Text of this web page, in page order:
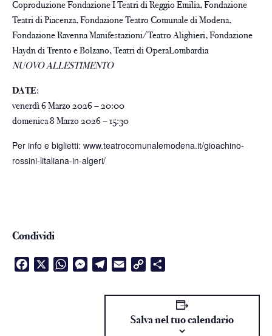
Coproduzione Fondazione I Teatri di Reggio Emilia, Fondazione
Teatri di Piacenza, Fondazione Teatro Comunale di Modena,
Fondazione Ravenna Manifestazioni/Teatro Alighieri, Fondazione
Haydn di Trento e Bolzano, Teatri di OperaLombardia
NUOVO ALLESTIMENTO
DATE:
venerdì 6 Marzo 2026 – 20:00
domenica 8 Marzo 2026 – 15:30
Per info e biglietti: www.teatrocomunalemodena.it/gioachino-
rossini-litaliana-in-algeri/
Condividi
Facebook WhatsAppMessenger
Telegram
Email
Copy
Salva nel tuo calendario